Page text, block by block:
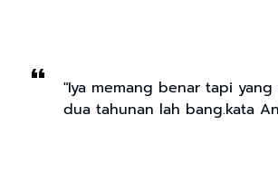
"Iya memang benar tapi
dua tahunan lah bang.kata